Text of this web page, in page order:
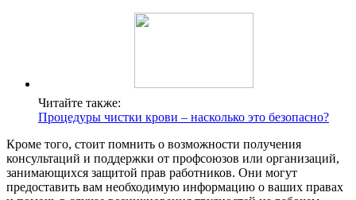
Читайте также:
Процедуры чистки крови – насколько это безопасно?
Кроме того, стоит помнить о возможности получения
консультаций и поддержки от профсоюзов или организаций,
занимающихся защитой прав работников. Они могут
предоставить вам необходимую информацию о ваших правах